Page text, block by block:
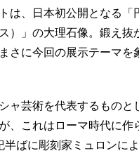
は、日本初公開となる「
）」の大理石像。鍛え抜
さに今回の展示テーマを
ャ芸術を代表するものと
、これはローマ時代に作
半ばに彫刻家ミュロンに